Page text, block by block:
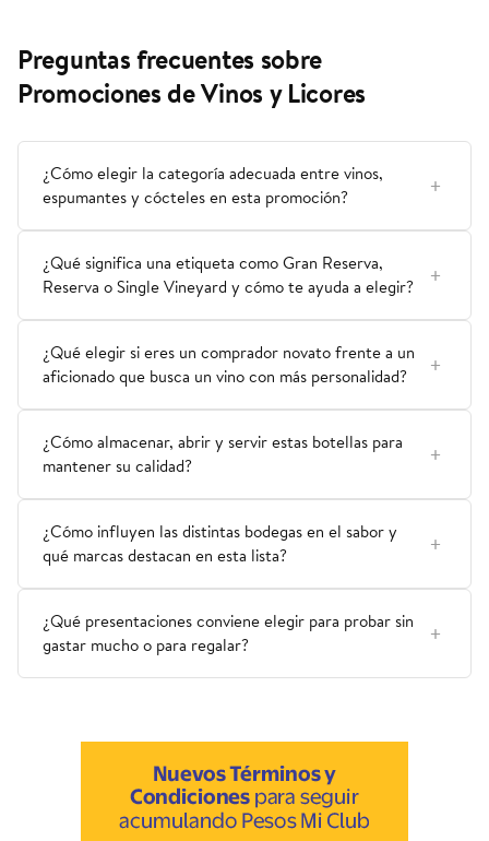
Preguntas frecuentes sobre
Promociones de Vinos y Licores
¿Cómo elegir la categoría adecuada entre vinos,
espumantes y cócteles en esta promoción?
¿Qué significa una etiqueta como Gran Reserva,
Reserva o Single Vineyard y cómo te ayuda a elegir?
¿Qué elegir si eres un comprador novato frente a un
aficionado que busca un vino con más personalidad?
¿Cómo almacenar, abrir y servir estas botellas para
mantener su calidad?
¿Cómo influyen las distintas bodegas en el sabor y
qué marcas destacan en esta lista?
¿Qué presentaciones conviene elegir para probar sin
gastar mucho o para regalar?